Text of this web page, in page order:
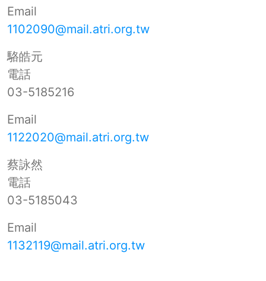
Email
1102090@mail.atri.org.tw
駱皓元
電話
03-5185216
Email
1122020@mail.atri.org.tw
蔡詠然
電話
03-5185043
Email
1132119@mail.atri.org.tw